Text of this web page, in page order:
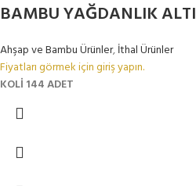
BAMBU YAĞDANLIK ALTI
Ahşap ve Bambu Ürünler,İthal Ürünler
Fiyatları görmek için giriş yapın.
KOLİ 144 ADET